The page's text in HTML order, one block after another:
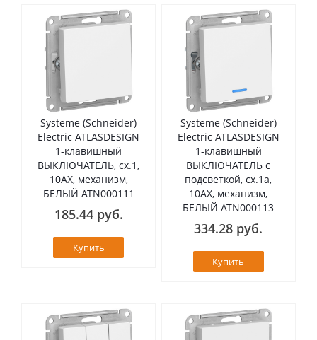
Systeme (Schneider)
Electric ATLASDESIGN
1-клавишный
ВЫКЛЮЧАТЕЛЬ, сх.1,
10АХ, механизм,
БЕЛЫЙ ATN000111
185.44 руб.
Купить
Systeme (Schneider)
Electric ATLASDESIGN
1-клавишный
ВЫКЛЮЧАТЕЛЬ с
подсветкой, сх.1а,
10АХ, механизм,
БЕЛЫЙ ATN000113
334.28 руб.
Купить